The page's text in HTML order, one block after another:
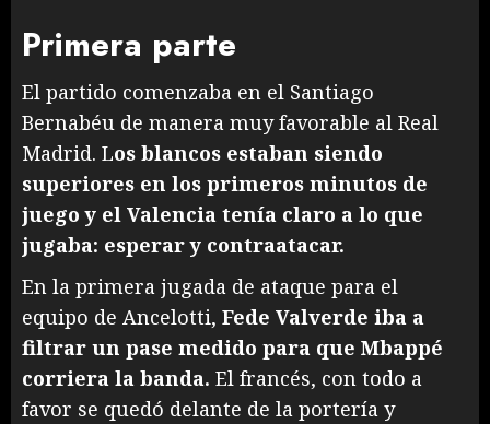
Primera parte
El partido comenzaba en el Santiago
Bernabéu de manera muy favorable al Real
Madrid. Los blancos estaban siendo
superiores en los primeros minutos de
juego y el Valencia tenía claro a lo que
jugaba: esperar y contraatacar.
En la primera jugada de ataque para el
equipo de Ancelotti, Fede Valverde iba a
filtrar un pase medido para que Mbappé
corriera la banda. El francés, con todo a
favor se quedó delante de la portería y